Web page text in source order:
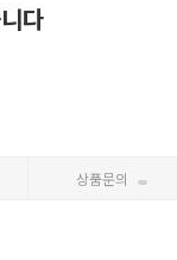
다
상품문의